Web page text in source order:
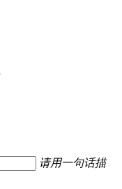
请用一句话描